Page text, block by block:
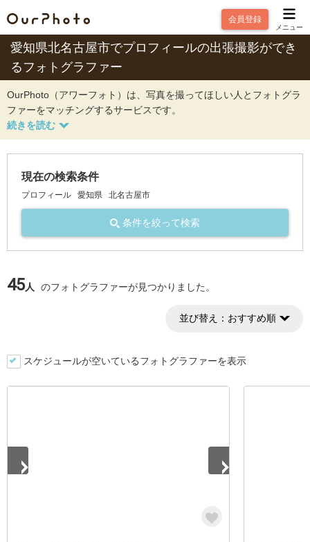
会員登録
メニュー
愛知県北名古屋市でプロフィールの出張撮影ができ
るフォトグラファー
OurPhoto（アワーフォト）は、写真を撮ってほしい人とフォトグラ
ファーをマッチングするサービスです。
現在の検索条件
プロフィール 愛知県 北名古屋市
条件を絞って検索
45人 のフォトグラファーが見つかりました。
並び替え： おすすめ順
スケジュールが空いているフォトグラファーを表示